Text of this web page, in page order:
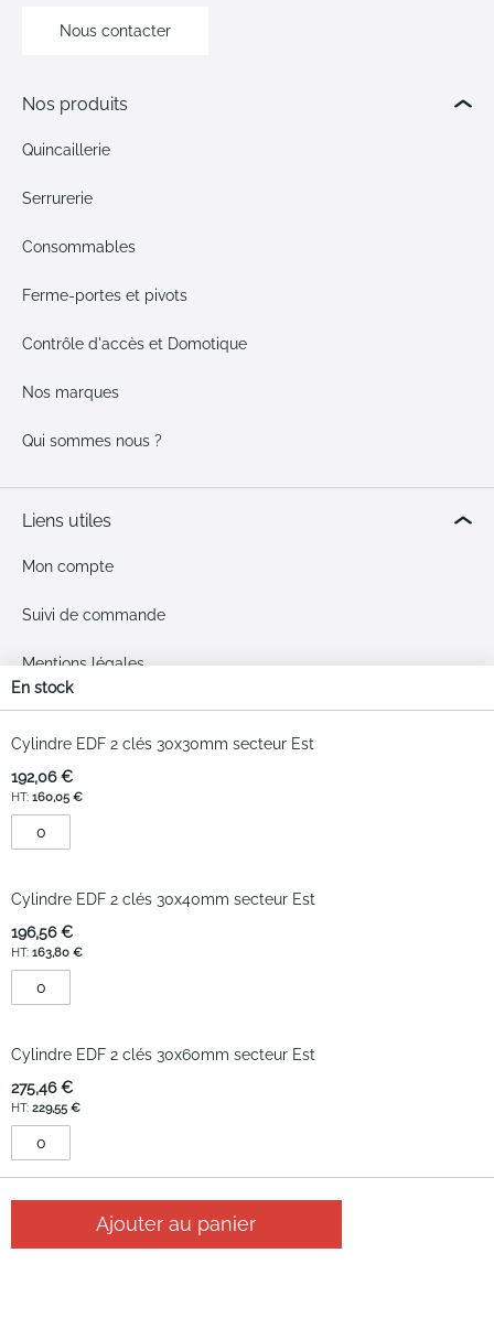
En stock
Cylindre EDF 2 clés 30x30mm secteur Est
192,06 €
160,05 €
Cylindre EDF 2 clés 30x40mm secteur Est
196,56 €
163,80 €
Cylindre EDF 2 clés 30x60mm secteur Est
275,46 €
229,55 €
Ajouter au panier
Nous contacter
Nos produits
Quincaillerie
Serrurerie
Consommables
Ferme-portes et pivots
Contrôle d'accès et Domotique
Nos marques
Qui sommes nous ?
Liens utiles
Mon compte
Suivi de commande
Mentions légales
CGV
Livraison & retours
Moyens de paiement